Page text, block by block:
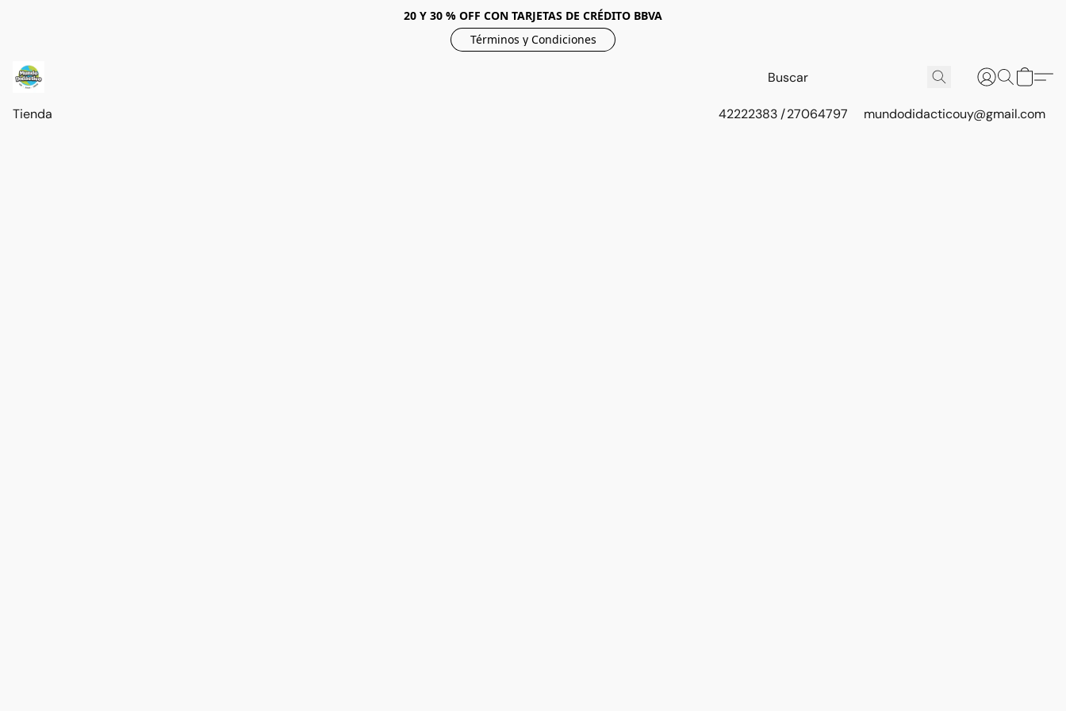
20 Y 30 % OFF CON TARJETAS DE CRÉDITO BBVA
Términos y Condiciones
Tienda 42222383 / 27064797 mundodidacticouy@gmail.com